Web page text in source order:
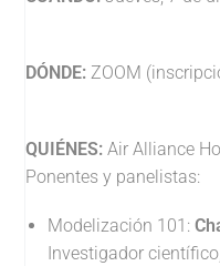
DÓNDE: ZOOM
QUIÉNES: Air Alliance
Ponentes y panelistas:
Modelización 101:
Investigador